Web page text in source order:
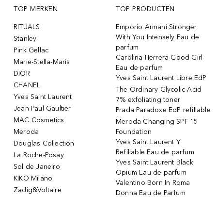
TOP MERKEN
RITUALS
Stanley
Pink Gellac
Marie-Stella-Maris
DIOR
CHANEL
Yves Saint Laurent
Jean Paul Gaultier
MAC Cosmetics
Meroda
Douglas Collection
La Roche-Posay
Sol de Janeiro
KIKO Milano
Zadig&Voltaire
TOP PRODUCTEN
Emporio Armani Stronger
With You Intensely Eau de
parfum
Carolina Herrera Good Girl
Eau de parfum
Yves Saint Laurent Libre EdP
The Ordinary Glycolic Acid
7% exfoliating toner
Prada Paradoxe EdP refillable
Meroda Changing SPF 15
Foundation
Yves Saint Laurent Y
Refillable Eau de parfum
Yves Saint Laurent Black
Opium Eau de parfum
Valentino Born In Roma
Donna Eau de Parfum